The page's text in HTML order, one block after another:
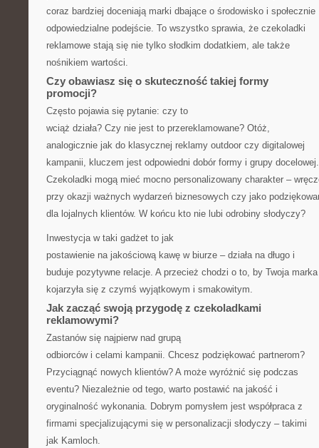
coraz bardziej doceniają marki dbające o środowisko i społecznie
odpowiedzialne podejście. To wszystko sprawia, że czekoladki
reklamowe stają się nie tylko słodkim dodatkiem, ale także
nośnikiem wartości.
Czy obawiasz się o skuteczność takiej formy
promocji?
Często pojawia się pytanie: czy to
wciąż działa? Czy nie jest to przereklamowane? Otóż,
analogicznie jak do klasycznej reklamy outdoor czy digitalowej
kampanii, kluczem jest odpowiedni dobór formy i grupy docelowej.
Czekoladki mogą mieć mocno personalizowany charakter –
przy okazji ważnych wydarzeń biznesowych czy jako
dla lojalnych klientów. W końcu kto nie lubi odrobiny słodyczy?
Inwestycja w taki gadżet to jak
postawienie na jakościową kawę w biurze – działa na długo i
buduje pozytywne relacje. A przecież chodzi o to, by Twoja marka
kojarzyła się z czymś wyjątkowym i smakowitym.
Jak zacząć swoją przygodę z czekoladkami
reklamowymi?
Zastanów się najpierw nad grupą
odbiorców i celami kampanii. Chcesz podziękować partnerom?
Przyciągnąć nowych klientów? A może wyróżnić się podczas
eventu? Niezależnie od tego, warto postawić na jakość i
oryginalność wykonania. Dobrym pomysłem jest współpraca z
firmami specjalizującymi się w personalizacji słodyczy – takimi
jak Kamloch.